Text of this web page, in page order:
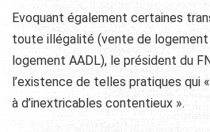
Evoquant également certaines
toute illégalité (vente de
logement AADL), le président du
l’existence de telles pratiques qui
à d’inextricables contentieux ».